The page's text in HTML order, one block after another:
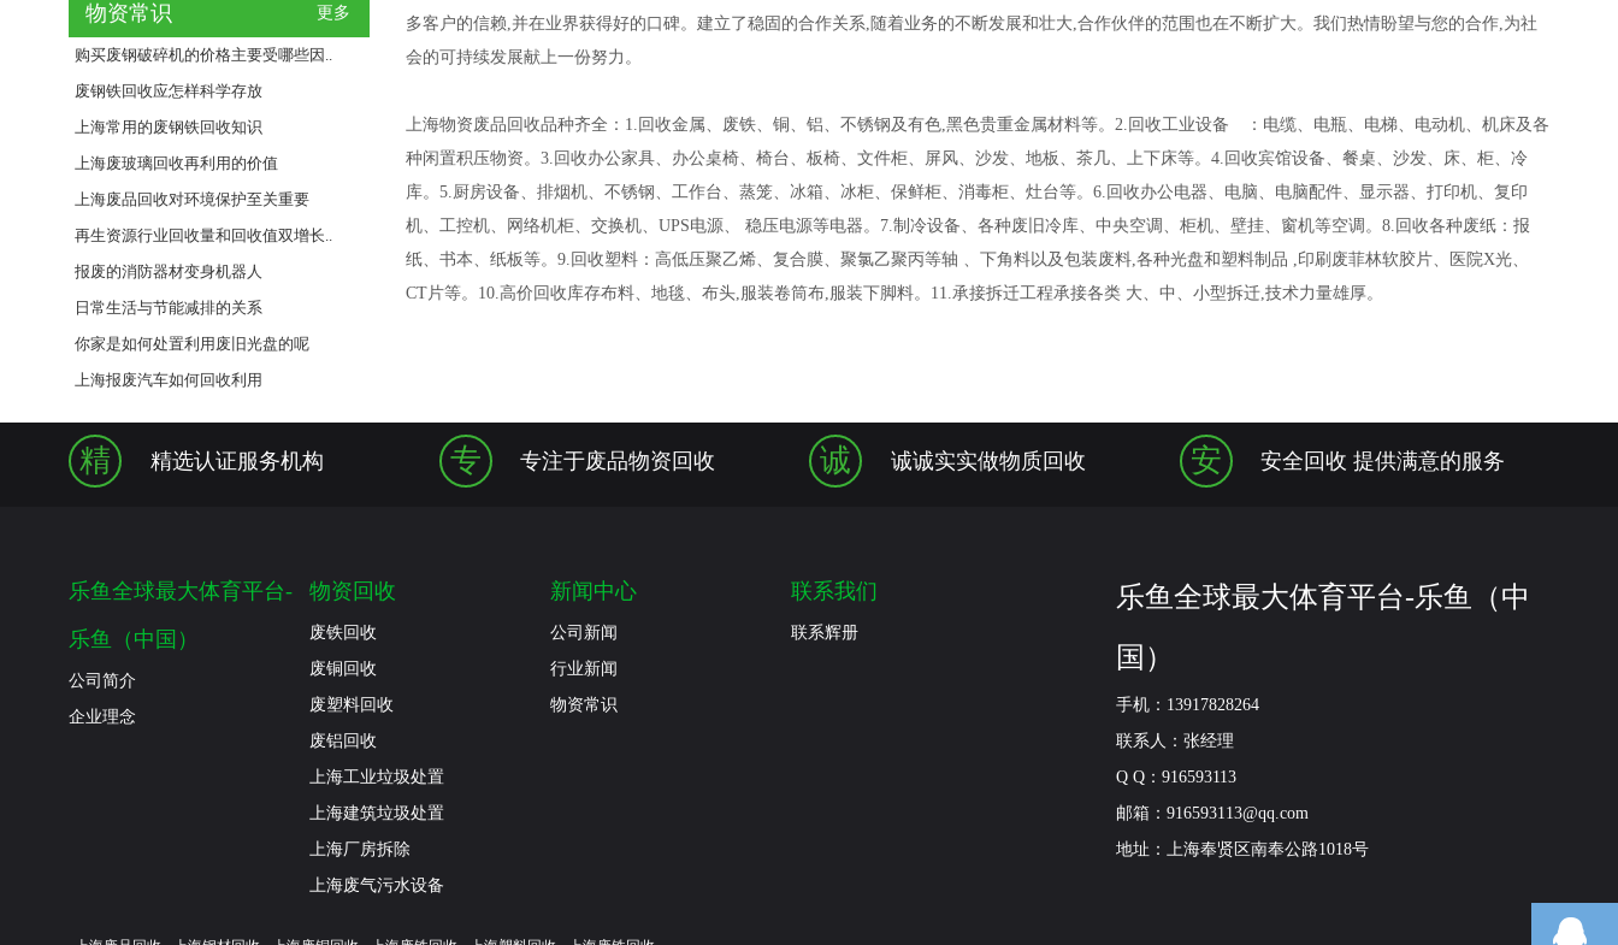
物资常识 更多
购买废钢破碎机的价格主要受哪些因..
废钢铁回收应怎样科学存放
上海常用的废钢铁回收知识
上海废玻璃回收再利用的价值
上海废品回收对环境保护至关重要
再生资源行业回收量和回收值双增长..
报废的消防器材变身机器人
日常生活与节能减排的关系
你家是如何处置利用废旧光盘的呢
上海报废汽车如何回收利用
多客户的信赖,并在业界获得好的口碑。建立了稳固的合作关系,随着业务的不断发展和壮大,合作伙伴的范围也在不断扩大。我们热情盼望与您的合作,为社
会的可持续发展献上一份努力。
上海物资废品回收品种齐全：1.回收金属、废铁、铜、铝、不锈钢及有色,黑色贵重金属材料等。2.回收工业设备 ：电缆、电瓶、电梯、电动机、机床及各
种闲置积压物资。3.回收办公家具、办公桌椅、椅台、板椅、文件柜、屏风、沙发、地板、茶几、上下床等。4.回收宾馆设备、餐桌、沙发、床、柜、冷
库。5.厨房设备、排烟机、不锈钢、工作台、蒸笼、冰箱、冰柜、保鲜柜、消毒柜、灶台等。6.回收办公电器、电脑、电脑配件、显示器、打印机、复印
机、工控机、网络机柜、交换机、UPS电源、 稳压电源等电器。7.制冷设备、各种废旧冷库、中央空调、柜机、壁挂、窗机等空调。8.回收各种废纸：报
纸、书本、纸板等。9.回收塑料：高低压聚乙烯、复合膜、聚氯乙聚丙等轴 、下角料以及包装废料,各种光盘和塑料制品 ,印刷废菲林软胶片、医院X光、
CT片等。10.高价回收库存布料、地毯、布头,服装卷筒布,服装下脚料。11.承接拆迁工程承接各类 大、中、小型拆迁,技术力量雄厚。
精 精选认证服务机构 专 专注于废品物资回收 诚 诚诚实实做物质回收 安 安全回收 提供满意的服务
乐鱼全球最大体育平台-
乐鱼（中国）
公司简介
企业理念
物资回收
废铁回收
废铜回收
废塑料回收
废铝回收
上海工业垃圾处置
上海建筑垃圾处置
上海厂房拆除
上海废气污水设备
新闻中心
公司新闻
行业新闻
物资常识
联系我们
联系辉册
乐鱼全球最大体育平台-乐鱼（中
国）
手机：13917828264
联系人：张经理
Q Q：916593113
邮箱：916593113@qq.com
地址：上海奉贤区南奉公路1018号